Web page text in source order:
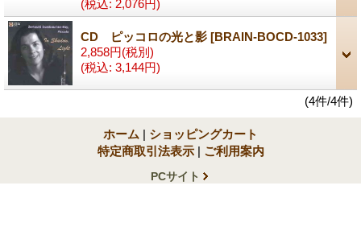
(税込: 2,076円)
CD ピッコロの光と影 [BRAIN-BOCD-1033]
2,858円(税別)
(税込: 3,144円)
(4件/4件)
ホーム | ショッピングカート
特定商取引法表示 | ご利用案内
PCサイト